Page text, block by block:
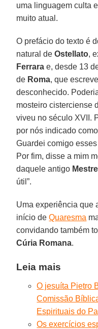
uma linguagem culta
muito atual.
O prefácio do texto é
natural deOstellato,
Ferrara e, desde 13
de Roma, que
desconhecido.
mosteiro cisterciense
viveu no século XVII.
por nós indicado como
Guardei comigo
Por fim, disse a mim
daquele antigo
útil”.
Uma experiência que
início deQuaresma
convidando também
Cúria Romana.
Leia mais
O jesuíta Pietro
Comissão
Espirituais do
Os exercícios